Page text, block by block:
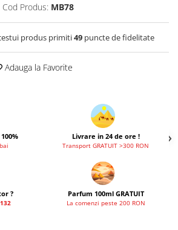
Cod Produs: MB78
produs primiti49puncte de fidelitate
Adauga la Favorite
Livrare in 24 de ore !
Transport GRATUIT >300 RON
? Parfum 100ml GRATUIT
La comenzi peste 200 RON